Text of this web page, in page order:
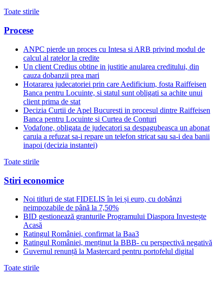
Toate stirile
Procese
ANPC pierde un proces cu Intesa si ARB privind modul de
calcul al ratelor la credite
Un client Credius obtine in justitie anularea creditului, din
cauza dobanzii prea mari
Hotararea judecatoriei prin care Aedificium, fosta Raiffeisen
Banca pentru Locuinte, si statul sunt obligati sa achite unui
client prima de stat
Decizia Curtii de Apel Bucuresti in procesul dintre Raiffeisen
Banca pentru Locuinte si Curtea de Conturi
Vodafone, obligata de judecatori sa despagubeasca un abonat
caruia a refuzat sa-i repare un telefon stricat sau sa-i dea banii
inapoi (decizia instantei)
Toate stirile
Stiri economice
Noi titluri de stat FIDELIS în lei și euro, cu dobânzi
neimpozabile de pânã la 7,50%
BID gestionează granturile Programului Diaspora Investește
Acasă
Ratingul României, confirmat la Baa3
Ratingul României, menținut la BBB- cu perspectivă negativă
Guvernul renunță la Mastercard pentru portofelul digital
Toate stirile